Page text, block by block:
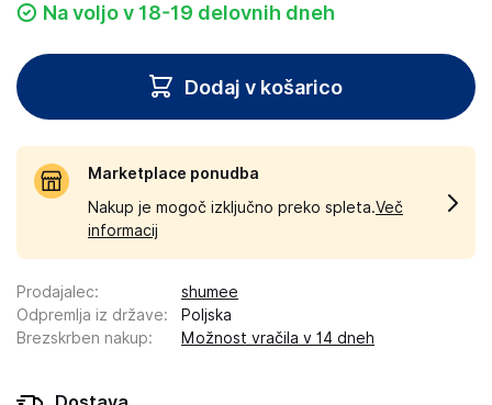
Na voljo v 18-19 delovnih dneh
Dodaj v košarico
Marketplace ponudba
Nakup je mogoč izključno preko spleta.Več
informacij
Prodajalec:
shumee
Odpremlja iz države:
Poljska
Brezskrben nakup: Možnost vračila v 14 dneh